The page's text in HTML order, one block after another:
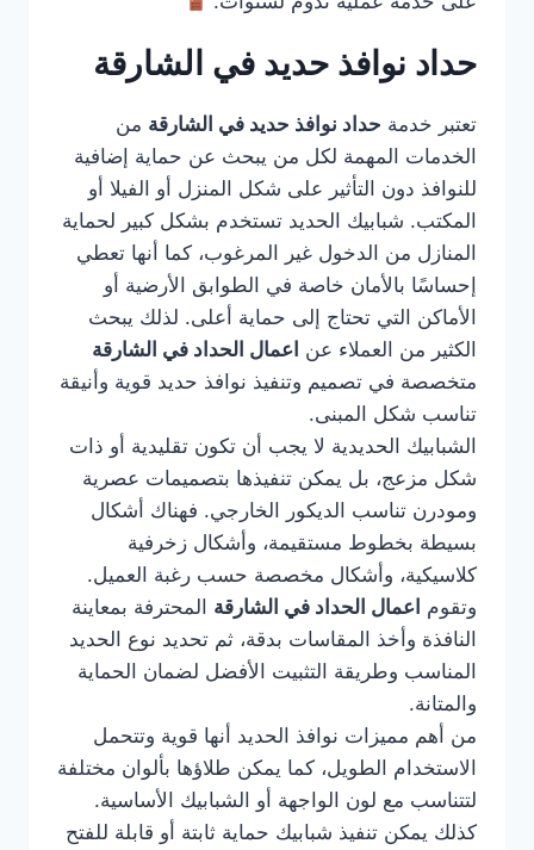
حداد نوافذ حديد في الشارقة
تعتبر خدمة حداد نوافذ حديد في الشارقة من
الخدمات المهمة لكل من يبحث عن حماية إضافية
للنوافذ دون التأثير على شكل المنزل أو الفيلا أو
المكتب. شبابيك الحديد تستخدم بشكل كبير لحماية
المنازل من الدخول غير المرغوب، كما أنها تعطي
إحساسًا بالأمان خاصة في الطوابق الأرضية أو
الأماكن التي تحتاج إلى حماية أعلى. لذلك يبحث
الكثير من العملاء عن اعمال الحداد في الشارقة
متخصصة في تصميم وتنفيذ نوافذ حديد قوية وأنيقة
تناسب شكل المبنى.
الشبابيك الحديدية لا يجب أن تكون تقليدية أو ذات
شكل مزعج، بل يمكن تنفيذها بتصميمات عصرية
ومودرن تناسب الديكور الخارجي. فهناك أشكال
بسيطة بخطوط مستقيمة، وأشكال زخرفية
كلاسيكية، وأشكال مخصصة حسب رغبة العميل.
وتقوم اعمال الحداد في الشارقة المحترفة بمعاينة
النافذة وأخذ المقاسات بدقة، ثم تحديد نوع الحديد
المناسب وطريقة التثبيت الأفضل لضمان الحماية
والمتانة.
من أهم مميزات نوافذ الحديد أنها قوية وتتحمل
الاستخدام الطويل، كما يمكن طلاؤها بألوان مختلفة
لتتناسب مع لون الواجهة أو الشبابيك الأساسية.
كذلك يمكن تنفيذ شبابيك حماية ثابتة أو قابلة للفتح